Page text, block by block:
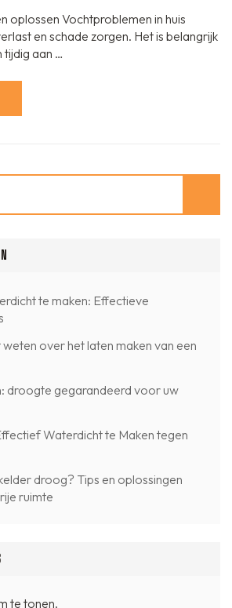
oplossen:
stappen
en
oplossen Vochtproblemen in huis
en schade zorgen. Het is belangrijk
aan …
te maken: Effectieve
over het laten maken van een
droogte gegarandeerd voor uw
Waterdicht te Maken tegen
droog? Tips en oplossingen
ruimte
te tonen.